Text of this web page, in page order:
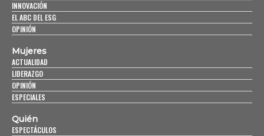
INNOVACIÓN
EL ABC DEL ESG
OPINIÓN
Mujeres
ACTUALIDAD
LIDERAZGO
OPINIÓN
ESPECIALES
Quién
ESPECTÁCULOS